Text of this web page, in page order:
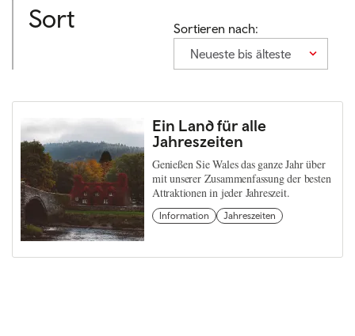
Sort
Sortieren nach:
Neueste bis älteste
Ein Land für alle
Jahreszeiten
Genießen Sie Wales das ganze Jahr über
mit unserer Zusammenfassung der besten
Attraktionen in jeder Jahreszeit.
Information Jahreszeiten